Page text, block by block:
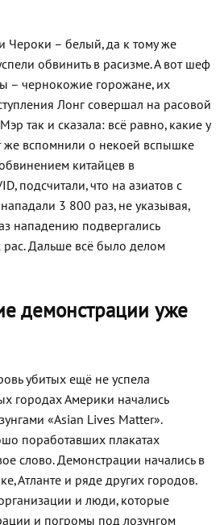
Чероки – белый, да к тому же
обвинить в расизме. А вот шеф
– чернокожие горожане, их
Лонг совершал на расовой
так и сказала: всё равно, какие у
же вспомнили о некоей вспышке
китайцев в
подсчитали, что на азиатов с
3 800 раз, не указывая,
нападению подвергались
рас. Дальше всё было делом
демонстрации уже
убитых ещё не успела
городах Америки начались
«Asian Lives Matter».
поработавших плакатах
слово. Демонстрации начались в
Атланте и ряде других городов.
и люди, которые
и погромы под лозунгом